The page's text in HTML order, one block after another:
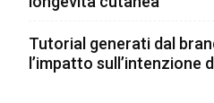
Tutorial generati dal
l’impatto sull’intenzione